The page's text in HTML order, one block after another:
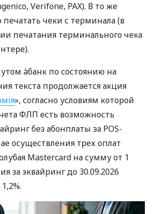
Verifone, PAX). В то же
чеки с терминала (в
печатания терминального чека
àбанк по состоянию на
текста продолжается акция
», согласно условиям которой
ФЛП есть возможность
без абонплаты за POS-
осуществления трех оплат
Mastercard на сумму от 1
за эквайринг до 30.09.2026